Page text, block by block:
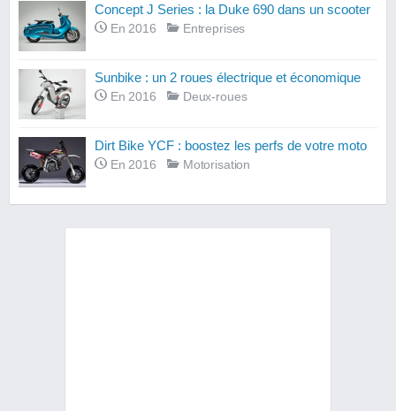
Concept J Series : la Duke 690 dans un scooter
En 2016 Entreprises
Sunbike : un 2 roues électrique et économique
En 2016 Deux-roues
Dirt Bike YCF : boostez les perfs de votre moto
En 2016 Motorisation